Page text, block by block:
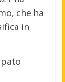
che ha
in